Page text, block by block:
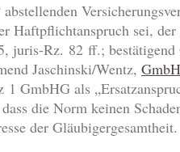
Haftpflichtanspruch sei, der
juris-Rz. 82 ff.;
Jaschinski/Wentz,
GmbHG als
die Norm keinen
der Gläubigergesamtheit.